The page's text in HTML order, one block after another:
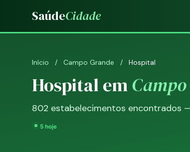
SaúdeCidade
Início / Campo Grande / Hospital
Hospital em
802 estabelecimentos encontrados